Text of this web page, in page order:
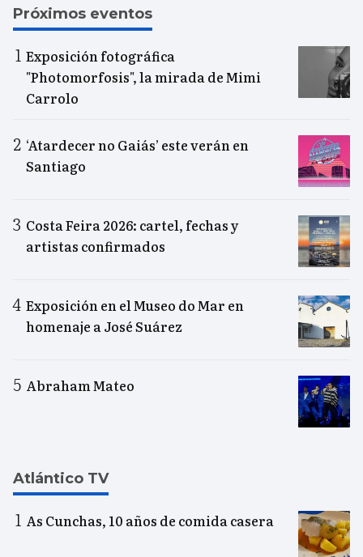
Próximos eventos
Exposición fotográfica
"Photomorfosis", la mirada de Mimi
Carrolo
‘Atardecer no Gaiás’ este verán en
Santiago
Costa Feira 2026: cartel, fechas y
artistas confirmados
Exposición en el Museo do Mar en
homenaje a José Suárez
Abraham Mateo
Atlántico TV
As Cunchas, 10 años de comida casera